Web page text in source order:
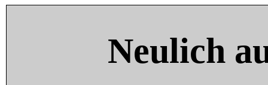
Neulich